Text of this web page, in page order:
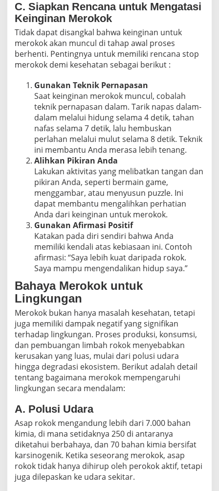
C. Siapkan Rencana untuk Mengatasi
Keinginan Merokok
Tidak dapat disangkal bahwa keinginan untuk
merokok akan muncul di tahap awal proses
berhenti. Pentingnya untuk memiliki rencana stop
merokok demi kesehatan sebagai berikut :
Gunakan Teknik Pernapasan
Saat keinginan merokok muncul, cobalah
teknik pernapasan dalam. Tarik napas dalam-
dalam melalui hidung selama 4 detik, tahan
nafas selama 7 detik, lalu hembuskan
perlahan melalui mulut selama 8 detik. Teknik
ini membantu Anda merasa lebih tenang.
Alihkan Pikiran Anda
Lakukan aktivitas yang melibatkan tangan dan
pikiran Anda, seperti bermain game,
menggambar, atau menyusun puzzle. Ini
dapat membantu mengalihkan perhatian
Anda dari keinginan untuk merokok.
Gunakan Afirmasi Positif
Katakan pada diri sendiri bahwa Anda
memiliki kendali atas kebiasaan ini. Contoh
afirmasi: “Saya lebih kuat daripada rokok.
Saya mampu mengendalikan hidup saya.”
Bahaya Merokok untuk
Lingkungan
Merokok bukan hanya masalah kesehatan, tetapi
juga memiliki dampak negatif yang signifikan
terhadap lingkungan. Proses produksi, konsumsi,
dan pembuangan limbah rokok menyebabkan
kerusakan yang luas, mulai dari polusi udara
hingga degradasi ekosistem. Berikut adalah detail
tentang bagaimana merokok mempengaruhi
lingkungan secara mendalam:
A. Polusi Udara
Asap rokok mengandung lebih dari 7.000 bahan
kimia, di mana setidaknya 250 di antaranya
diketahui berbahaya, dan 70 bahan kimia bersifat
karsinogenik. Ketika seseorang merokok, asap
rokok tidak hanya dihirup oleh perokok aktif, tetapi
juga dilepaskan ke udara sekitar.